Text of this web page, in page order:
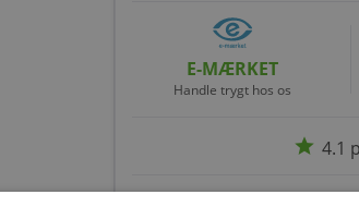
E-MÆRKET
Handle trygt hos os
star 4.1